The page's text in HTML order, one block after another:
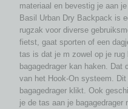
materiaal en bevestig je aan
Basil Urban Dry Backpack is
rugzak voor diverse
fietst, gaat sporten of een
tas is dat je m zowel op je
bagagedrager kan haken. Dat
van het Hook-On systeem.
bagagedrager klikt. Ook
je de tas aan je